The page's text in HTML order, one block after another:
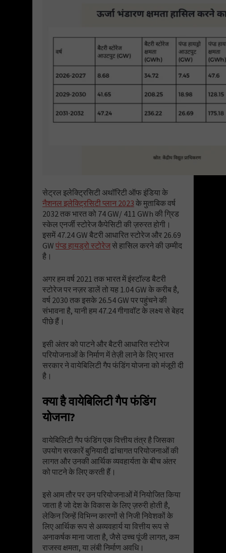
सेट्रल इलेक्ट्रिसिटी अथॉरिटी ऑफ इंडिया के
नैशनल इलेक्ट्रिसिटी प्लान 2023 के मुताबिक वर्ष
2032 तक भारत को 74 GW/ 411 GWh की ग्रिड
स्केल एनर्जी स्टोरेज कैपेसिटी की ज़रुरत होगी।
इसमें 47.24 GW बैटरी आधारित स्टोरेज और 26.69
GW पंप्ड हायड्रो स्टोरेजसे हासिल करने की उम्मीद
है।
अगर हम वर्ष 2021 तक भारत में इंस्टॉल्ड बैटरी
स्टोरेज पर नज़र डालें तो यह 1.04 GW के करीब है,
वर्ष 2030 तक इसके 26.54 GW पर पहुंचने की
संभावना है, यानी हम 47.24 गीगावॉट के लक्ष्य से बेहद
पीछे हैं।
इसी अंतर को पाटने और बैटरी आधारित स्टोरेज
परियोजनाओं के निर्माण में तेज़ी लाने के लिए भारत
सरकार ने वायेबिलिटी गैप फंडिंग योजना को मंजूरी दी
है।
क्या है वायेबिलिटी गैप फंडिंग
योजना?
वायेबिलिटी गैप फंडिंग एक वित्तीय तंत्र है जिसका
उपयोग सरकारें बुनियादी ढांचागत परियोजनाओं की
लागत और उनकी आर्थिक व्यवहार्यता के बीच अंतर
को पाटने के लिए करती हैं।
इसे आम तौर पर उन परियोजनाओं में नियोजित किया
जाता है जो देश के विकास के लिए ज़रुरी होती है,
लेकिन जिन्हें विभिन्न कारणों से निजी निवेशकों के
लिए आर्थिक रूप से अव्यवहार्य या वित्तीय रूप से
अनाकर्षक माना जाता है, जैसे उच्च पूंजी लागत, कम
राजस्व क्षमता, या लंबी निर्माण अवधि।